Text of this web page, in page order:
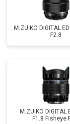
M.ZUIKO DIGITAL
F2.8
M.ZUIKO DIGITAL
F1.8 Fisheye